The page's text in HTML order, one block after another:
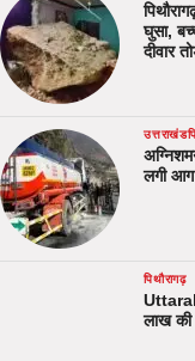
घुसा,
दीवार
उत्तराखंड
लगी
पिथौरागढ़
लाख